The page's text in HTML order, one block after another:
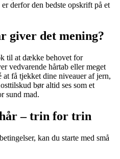
derfor den bedste opskrift på et
giver det mening?
til at dække behovet for
vedvarende hårtab eller meget
få tjekket dine niveauer af jern,
bør altid ses som et
sund mad.
– trin for trin
kan du starte med små